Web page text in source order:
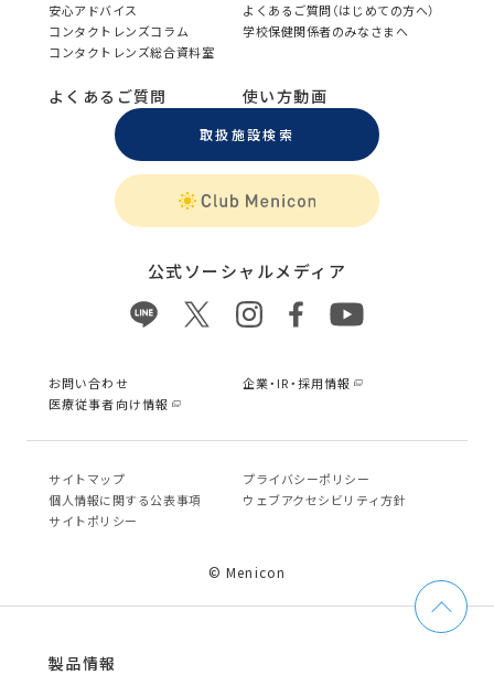
安心アドバイス
よくあるご質問（はじめての方へ）
コンタクトレンズコラム
学校保健関係者のみなさまへ
コンタクトレンズ総合資料室
よくあるご質問 使い方動画
取扱施設検索
公式ソーシャルメディア
お問い合わせ
企業・IR・採用情報
医療従事者向け情報
サイトマップ
プライバシーポリシー
個⼈情報に関する公表事項
ウェブアクセシビリティ方針
サイトポリシー
© Menicon
製品情報